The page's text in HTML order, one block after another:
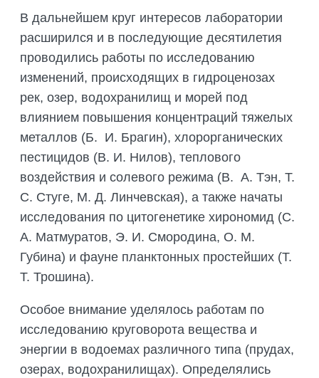
В дальнейшем круг интересов лаборатории
расширился и в последующие десятилетия
проводились работы по исследованию
изменений, происходящих в гидроценозах
рек, озер, водохранилищ и морей под
влиянием повышения концентраций тяжелых
металлов (Б. И. Брагин), хлорорганических
пестицидов (В. И. Нилов), теплового
воздействия и солевого режима (В. А. Тэн, Т.
С. Стуге, М. Д. Линчевская), а также начаты
исследования по цитогенетике хирономид (С.
А. Матмуратов, Э. И. Смородина, О. М.
Губина) и фауне планктонных простейших (Т.
Т. Трошина).
Особое внимание уделялось работам по
исследованию круговорота вещества и
энергии в водоемах различного типа (прудах,
озерах, водохранилищах). Определялись